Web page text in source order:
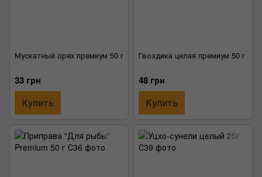
Мускатный орех премиум 50 г
33 грн
Купить
Гвоздика целая премиум 50 г
48 грн
Купить